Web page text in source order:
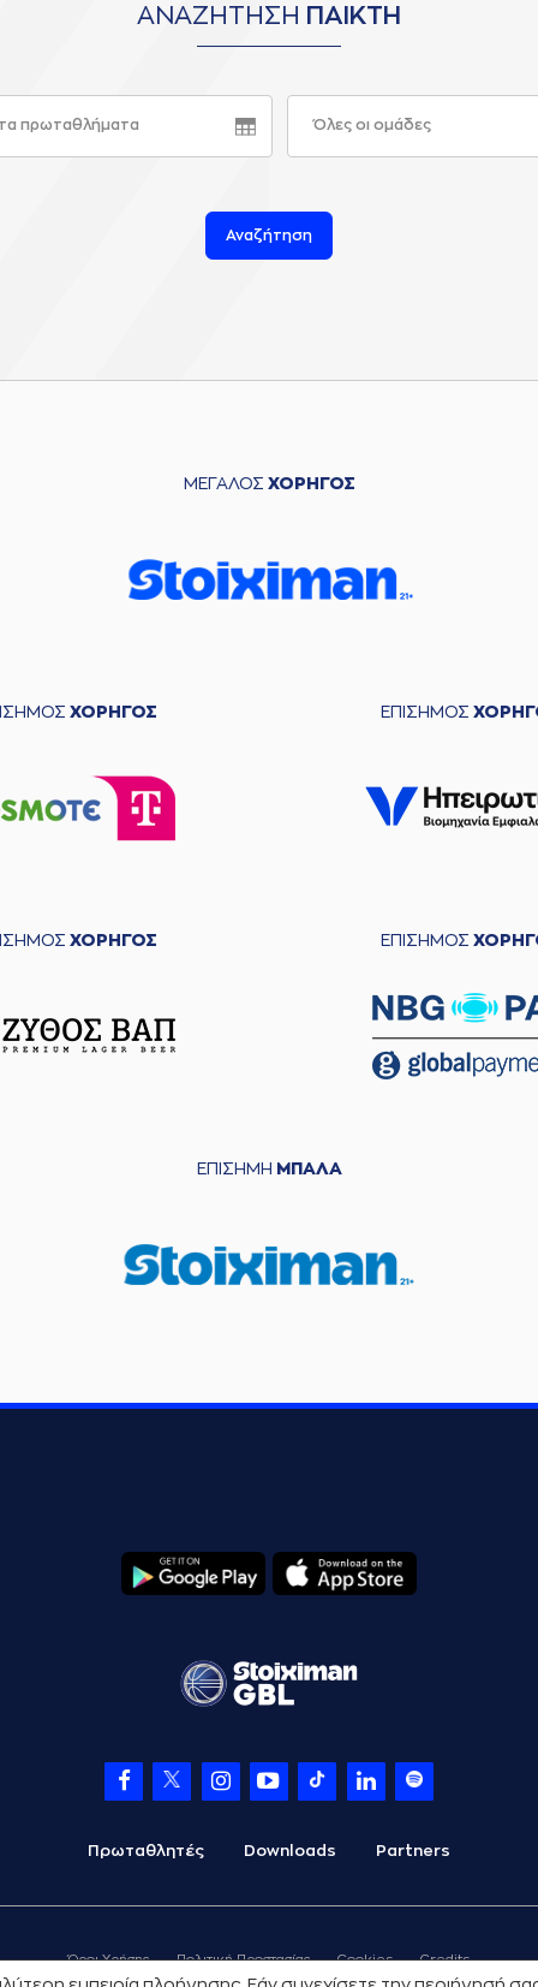
ΑΝΑΖΗΤΗΣΗ ΠΑΙΚΤΗ
πρωταθλήματα Όλες οι ομάδες
Αναζήτηση
ΜΕΓΑΛΟΣ ΧΟΡΗΓΟΣ
ΧΟΡΗΓΟΣ ΕΠΙΣΗΜΟΣ
ΧΟΡΗΓΟΣ ΕΠΙΣΗΜΟΣ
ΕΠΙΣΗΜΗ ΜΠΑΛΑ
Πρωταθλητές Downloads Partners
Όροι Χρήσης Πολιτική Προστασίας Cookies Credits